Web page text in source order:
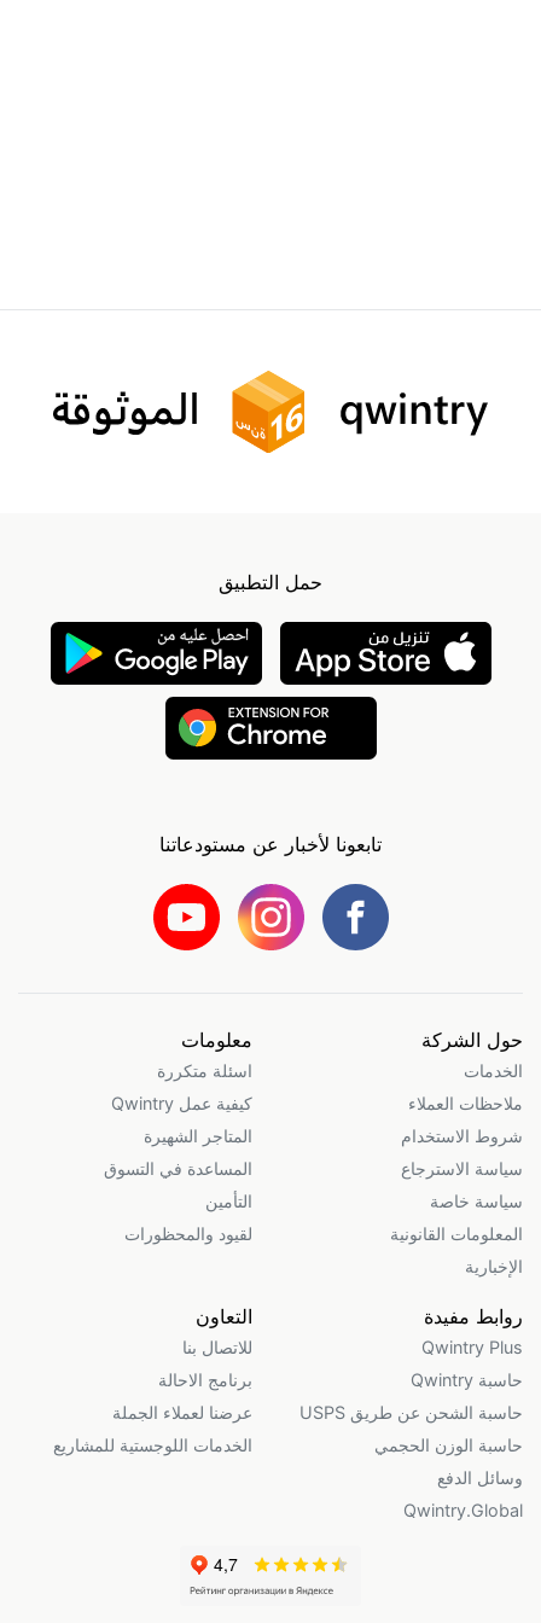
حمل التطبيق
تابعونا لأخبار عن مستودعاتنا
حول الشركة
الخدمات
ملاحظات العملاء
شروط الاستخدام
سياسة الاسترجاع
سياسة خاصة
المعلومات القانونية
الإخبارية
معلومات
اسئلة متكررة
كيفية عمل Qwintry
المتاجر الشهيرة
المساعدة في التسوق
التأمين
لقيود والمحظورات
روابط مفيدة
Qwintry Plus
حاسبة Qwintry
حاسبة الشحن عن طريق USPS
حاسبة الوزن الحجمي
وسائل الدفع
Qwintry.Global
التعاون
للاتصال بنا
برنامج الاحالة
عرضنا لعملاء الجملة
الخدمات اللوجستية للمشاريع